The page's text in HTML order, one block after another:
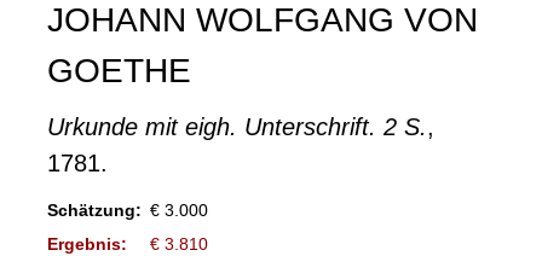
JOHANN WOLFGANG VON
GOETHE
Urkunde mit eigh. Unterschrift. 2 S.,
1781.
Schätzung: € 3.000
Ergebnis:
€ 3.810